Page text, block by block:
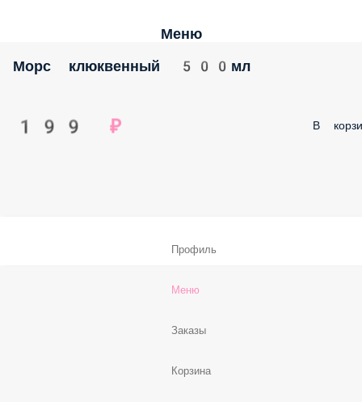
Меню
Морс клюквенный 500мл
199 ₽ В
Профиль
Меню
Заказы
Корзина